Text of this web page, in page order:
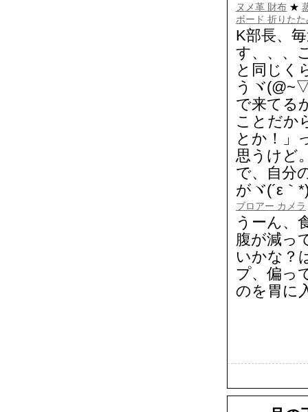
ヌメ革 財布 ★
ボード 折りたた
K部長、
す、、、
と同じく
うヾ
で来てる
ことだか
とか！」
思うけど
で、自分
がヾ(´ε｀
ブロアー カメラ
うーん、
腹が減っ
いかな？
プ、偏っ
のを胃に